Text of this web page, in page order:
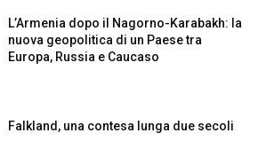
L’Armenia dopo il Nagorno-Karabakh: la
nuova geopolitica di un Paese tra
Europa, Russia e Caucaso
Falkland, una contesa lunga due secoli